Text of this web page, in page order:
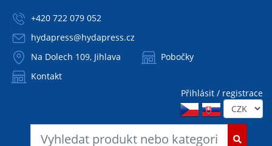
+420 722 079 052
hydapress@hydapress.cz
Na Dolech 109, Jihlava
Pobočky
Kontakt
Přihlásit / registrace